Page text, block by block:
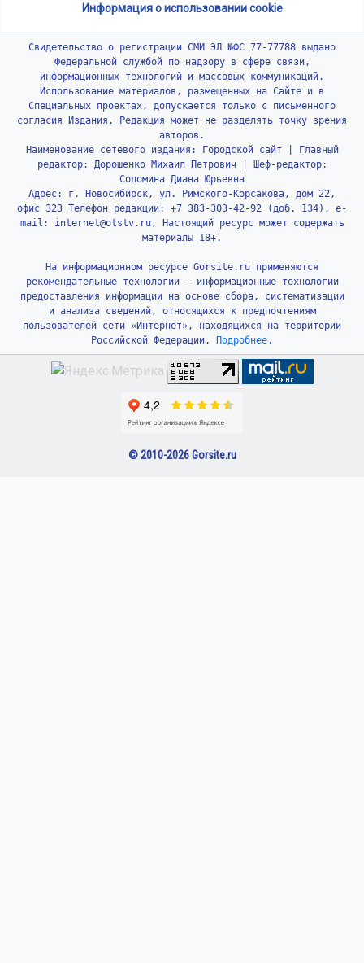
Информация о использовании cookie
Свидетельство о регистрации СМИ ЭЛ №ФС 77-77788 выдано
Федеральной службой по надзору в сфере связи,
информационных технологий и массовых коммуникаций.
Использование материалов, размещенных на Сайте и в
Специальных проектах, допускается только с письменного
согласия Издания. Редакция может не разделять точку зрения
авторов.
Наименование сетевого издания: Городской сайт | Главный
редактор: Дорошенко Михаил Петрович | Шеф-редактор:
Соломина Диана Юрьевна
Адрес: г. Новосибирск, ул. Римского-Корсакова, дом 22,
офис 323 Телефон редакции: +7 383-303-42-92 (доб. 134), e-
mail: internet@otstv.ru, Настоящий ресурс может содержать
материалы 18+.
На информационном ресурсе Gorsite.ru применяются
рекомендательные технологии - информационные технологии
предоставления информации на основе сбора, систематизации
и анализа сведений, относящихся к предпочтениям
пользователей сети «Интернет», находящихся на территории
Российской Федерации.
Подробнее.
© 2010-2026 Gorsite.ru